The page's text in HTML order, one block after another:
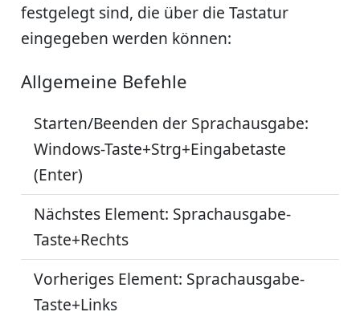
festgelegt sind, die über die Tastatur
eingegeben werden können:
Allgemeine Befehle
Starten/Beenden der Sprachausgabe:
Windows-Taste+Strg+Eingabetaste
(Enter)
Nächstes Element: Sprachausgabe-
Taste+Rechts
Vorheriges Element: Sprachausgabe-
Taste+Links